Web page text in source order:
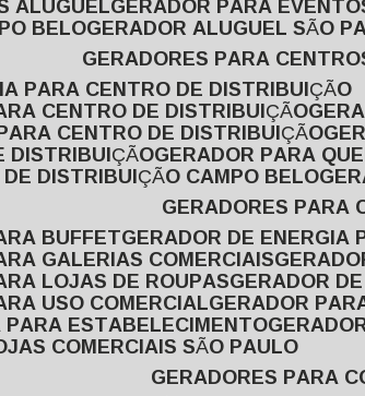
BELO GERADOR ALUGUEL SÃO
GERADORES PARA
PARA CENTRO DE DISTRIBUIÇÃO
CENTRO DE DISTRIBUIÇÃO
CENTRO DE DISTRIBUIÇÃO
DISTRIBUIÇÃO GERADOR PARA
DE DISTRIBUIÇÃO CAMPO BELO
GERADORES PARA
BUFFET GERADOR DE
GALERIAS COMERCIAIS
LOJAS DE ROUPAS GERADOR
USO COMERCIAL GERADOR
PARA ESTABELECIMENTO
COMERCIAIS SÃO PAULO
GERADORES PARA